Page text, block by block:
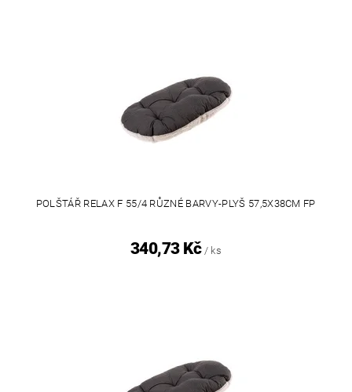
POLŠTÁŘ RELAX F 55/4 RŮZNÉ BARVY-PLYŠ 57,5X38CM FP
340,73 Kč / ks